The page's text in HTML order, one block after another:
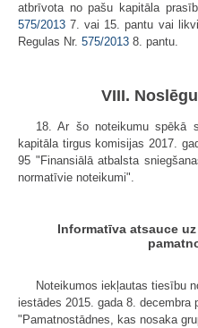
atbrīvota no pašu kapitāla
575/2013 7. vai 15. pantu vai
Regulas Nr. 575/2013 8. pantu.
VIII.
18. Ar šo noteikumu spēkā
kapitāla tirgus komisijas 2017.
95 "Finansiālā atbalsta
normatīvie noteikumi".
Informatīva atsauce
Noteikumos iekļautas tiesību
iestādes 2015. gada 8. decembra
"Pamatnostādnes, kas nosaka